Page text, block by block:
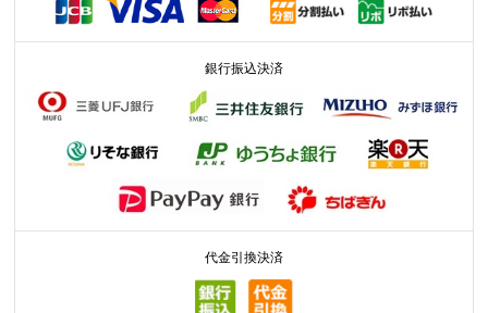
銀行振込決済
代金引換決済